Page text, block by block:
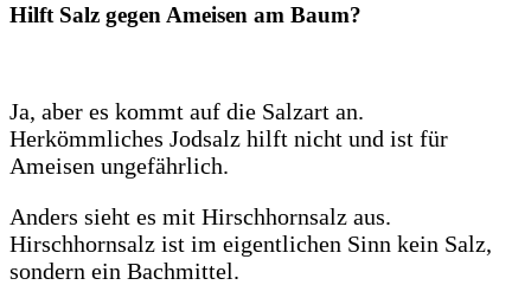
Hilft Salz gegen Ameisen am Baum?
Ja, aber es kommt auf die Salzart an.
Herkömmliches Jodsalz hilft nicht und ist für
Ameisen ungefährlich.
Anders sieht es mit Hirschhornsalz aus.
Hirschhornsalz ist im eigentlichen Sinn kein Salz,
sondern ein Bachmittel.